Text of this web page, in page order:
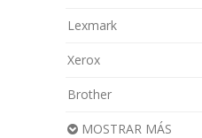
Lexmark
Xerox
Brother
MOSTRAR MÁS